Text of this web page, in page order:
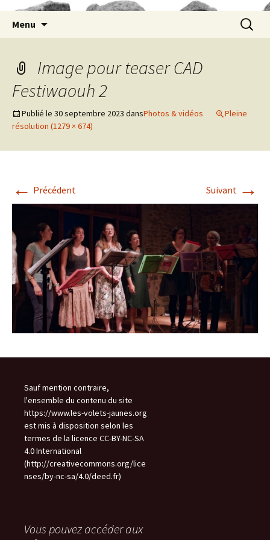
Menu
Image pour teaser CAD
Festiwaouh 2
Publié le 30 septembre 2023 dansPhotos & vidéos
Pleine
résolution (1279 × 674)
← Précédent Suivant →
Sauf mention contraire,
l'ensemble du contenu du site
https://www.les-volets-jaunes.org
est mis à disposition selon les
termes de la licence CC-BY-NC-SA
4.0 International
(http://creativecommons.org/lice
nses/by-nc-sa/4.0/deed.fr)
Vous pouvez accéder aux